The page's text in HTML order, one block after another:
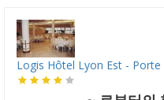
Logis Hôtel Lyon Est - Porte